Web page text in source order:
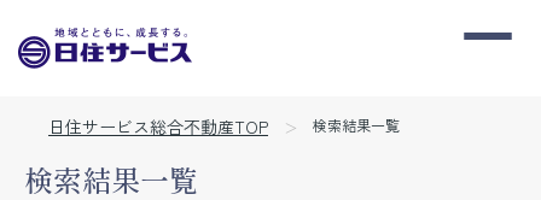
日住サービス総合不動産TOP 検索結果一覧
検索結果一覧